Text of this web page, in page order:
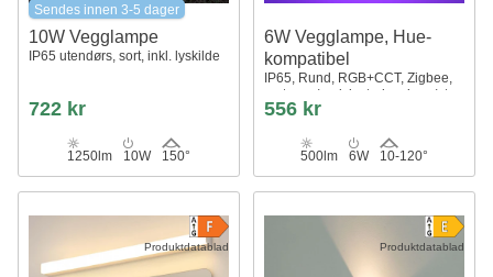
Sendes innen 3-5 dager
10W Vegglampe
IP65 utendørs, sort, inkl. lyskilde
722 kr
1250lm 10W 150°
6W Vegglampe, Hue-
kompatibel
IP65, Rund, RGB+CCT, Zigbee,
sort, opp/ned, justerbar, inne/ute,
inkl. lyskilde
556 kr
500lm 6W 10-120°
Produktdatablad Produktdatablad